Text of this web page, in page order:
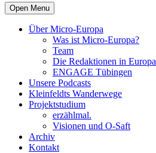
Open Menu
Über Micro-Europa
Was ist Micro-Europa?
Team
Die Redaktionen in Europa
ENGAGE Tübingen
Unsere Podcasts
Kleinfeldts Wanderwege
Projektstudium
erzählmal.
Visionen und O-Saft
Archiv
Kontakt